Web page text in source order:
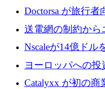
産業実装への道筋
Doctorsa が旅行
ラットフォームを
ロを調達
送電網の制約から
Envision の Gobi
にどのように貢献
Nscaleが14億ドル
億1,100万ユーロ
ヨーロッパへの
が過去2番目に高
Catalyxx が初の商